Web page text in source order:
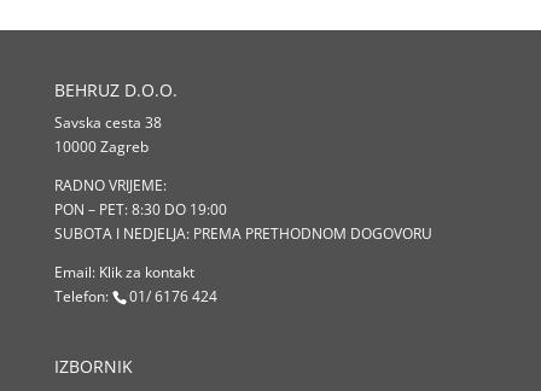
BEHRUZ D.O.O.
Savska cesta 38
10000 Zagreb
RADNO VRIJEME:
PON – PET: 8:30 DO 19:00
SUBOTA I NEDJELJA: PREMA PRETHODNOM DOGOVORU
Email: Klik za kontakt
Telefon:
01/ 6176 424
IZBORNIK